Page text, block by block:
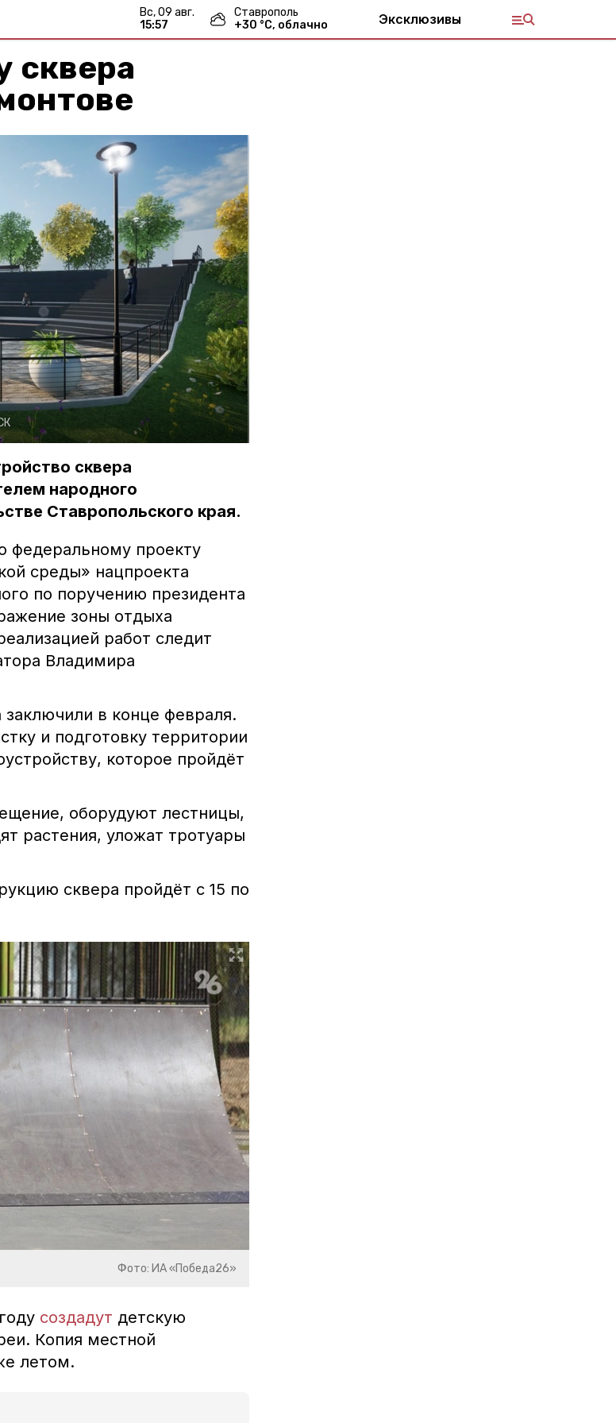
вс, 09 авг.
15:57
Ставрополь
+30 °С, облачно Эксклюзивы
сквера
сквера
народного
Ставропольского края.
федеральному проекту
среды» нацпроекта
по поручению президента
зоны отдыха
работ следит
Владимира
заключили в конце февраля.
и подготовку территории
которое пройдёт
оборудуют лестницы,
растения, уложат тротуары
сквера пройдёт с 15 по
Фото: ИА «Победа26»
создадут детскую
Копия местной
летом.